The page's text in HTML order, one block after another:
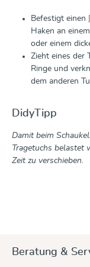
Befestigt einen
Haken an
oder einem
Zieht eines der
Ringe und
dem anderen
DidyTipp
Damit beim
Tragetuchs belastet
Zeit zu verschieben.
Beratung &